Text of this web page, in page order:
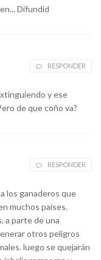
Difundid
RESPONDER
y ese
de que coño va?
RESPONDER
los ganaderos que
muchos paises.
a parte de una
otros peligros
luego se quejarán